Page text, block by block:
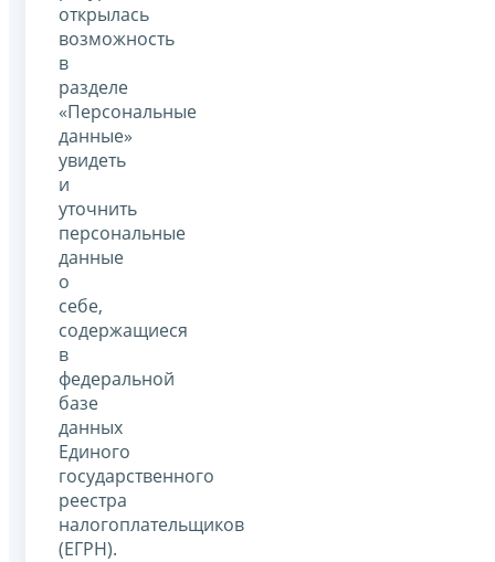
открылась
возможность
в
разделе
«Персональные
данные»
увидеть
и
уточнить
персональные
данные
о
себе,
содержащиеся
в
федеральной
базе
данных
Единого
государственного
реестра
налогоплательщиков
(ЕГРН).